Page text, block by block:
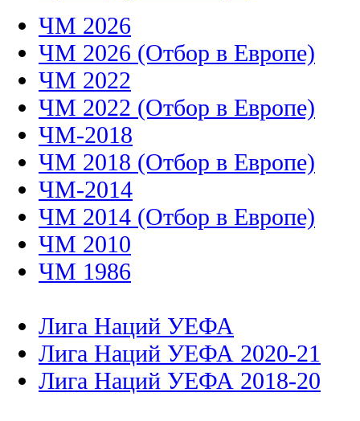
ЧМ 2026
ЧМ 2026 (Отбор в Европе)
ЧМ 2022
ЧМ 2022 (Отбор в Европе)
ЧМ-2018
ЧМ 2018 (Отбор в Европе)
ЧМ-2014
ЧМ 2014 (Отбор в Европе)
ЧМ 2010
ЧМ 1986
Лига Наций УЕФА
Лига Наций УЕФА 2020-21
Лига Наций УЕФА 2018-20